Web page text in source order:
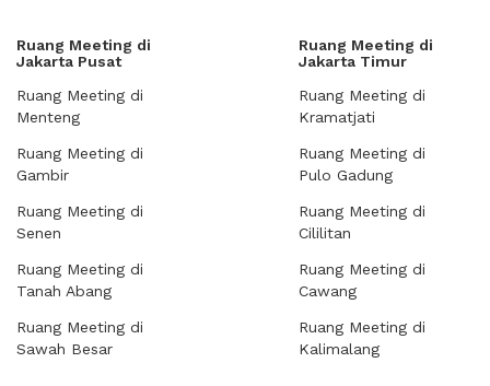
Ruang Meeting di
Jakarta Pusat
Ruang Meeting di
Menteng
Ruang Meeting di
Gambir
Ruang Meeting di
Senen
Ruang Meeting di
Tanah Abang
Ruang Meeting di
Sawah Besar
Ruang Meeting di
Jakarta Timur
Ruang Meeting di
Kramatjati
Ruang Meeting di
Pulo Gadung
Ruang Meeting di
Cililitan
Ruang Meeting di
Cawang
Ruang Meeting di
Kalimalang